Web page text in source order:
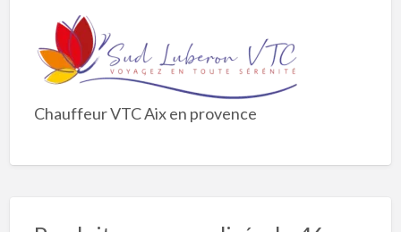
Chauffeur VTC Aix en provence